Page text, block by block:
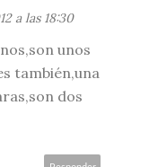
a las 18:30
unos
también,una
dos